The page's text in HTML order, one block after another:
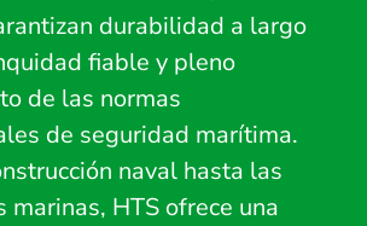
durabilidad a largo
fiable y pleno
de las normas
de seguridad marítima.
naval hasta las
marinas, HTS ofrece una